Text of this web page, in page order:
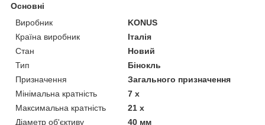
Основні
Виробник
KONUS
Країна виробник
Італія
Стан
Новий
Тип
Бінокль
Призначення
Загального призначення
Мінімальна кратність
7 х
Максимальна кратність
21 х
Діаметр об'єктиву
40 мм